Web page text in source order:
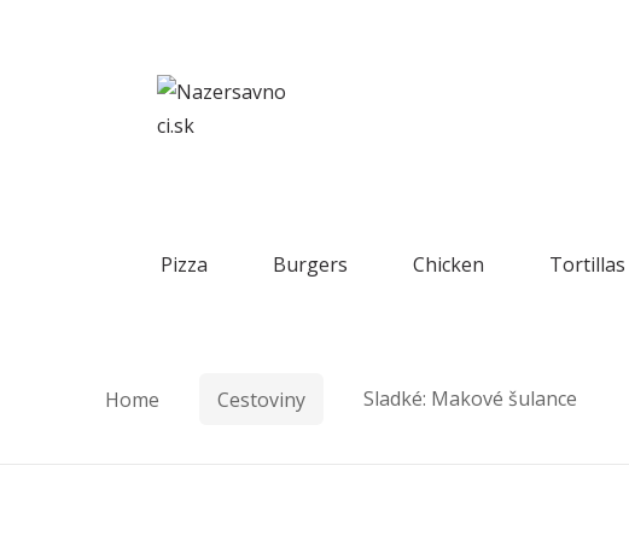
Pizza Burgers Chicken Tortillas
Home Cestoviny Sladké: Makové šulance